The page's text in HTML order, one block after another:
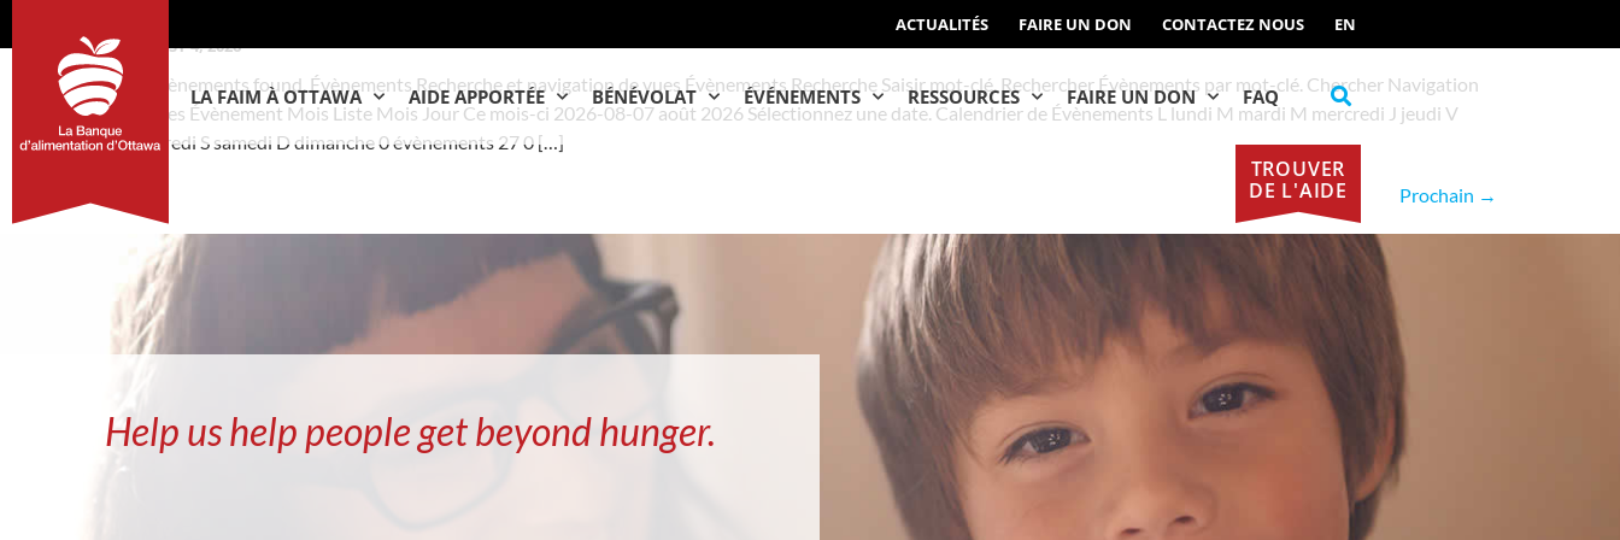
ACTUALITÉS FAIRE UN DON CONTACTEZ NOUS EN
LA FAIM À OTTAWA AIDE APPORTÉE BÉNÉVOLAT ÉVÉNEMENTS RESSOURCES FAIRE UN DON FAQ
TROUVER
DE L'AIDE
AUGUST 4, 2026
42 évènements found. Évènements Recherche et navigation de vues Évènements Recherche Saisir mot-clé. Rechercher Évènements par mot-clé. Chercher Navigation
de vues Évènement Mois Liste Mois Jour Ce mois-ci 2026-08-07 août 2026 Sélectionnez une date. Calendrier de Évènements L lundi M mardi M mercredi J jeudi V
vendredi S samedi D dimanche 0 évènements 27 0 […]
Prochain →
Help us help people get beyond hunger.